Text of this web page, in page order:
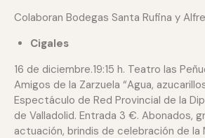
Colaboran Bodegas Santa Rufina y
Cigales
16 de diciembre.19:15 h. Teatro las
Amigos de la Zarzuela “Agua,
Espectáculo de Red Provincial de la
de Valladolid. Entrada 3 €. Abonados,
actuación, brindis de celebración de la